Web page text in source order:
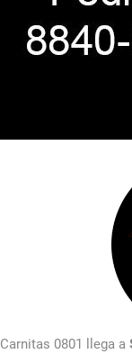
Carnitas 0801 llega a